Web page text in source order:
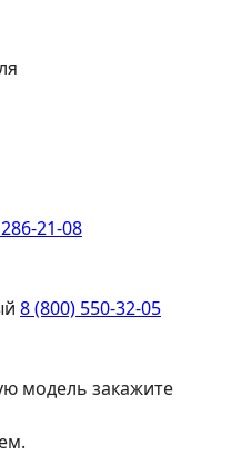
21-08
8 (800) 550-32-05
модель закажите